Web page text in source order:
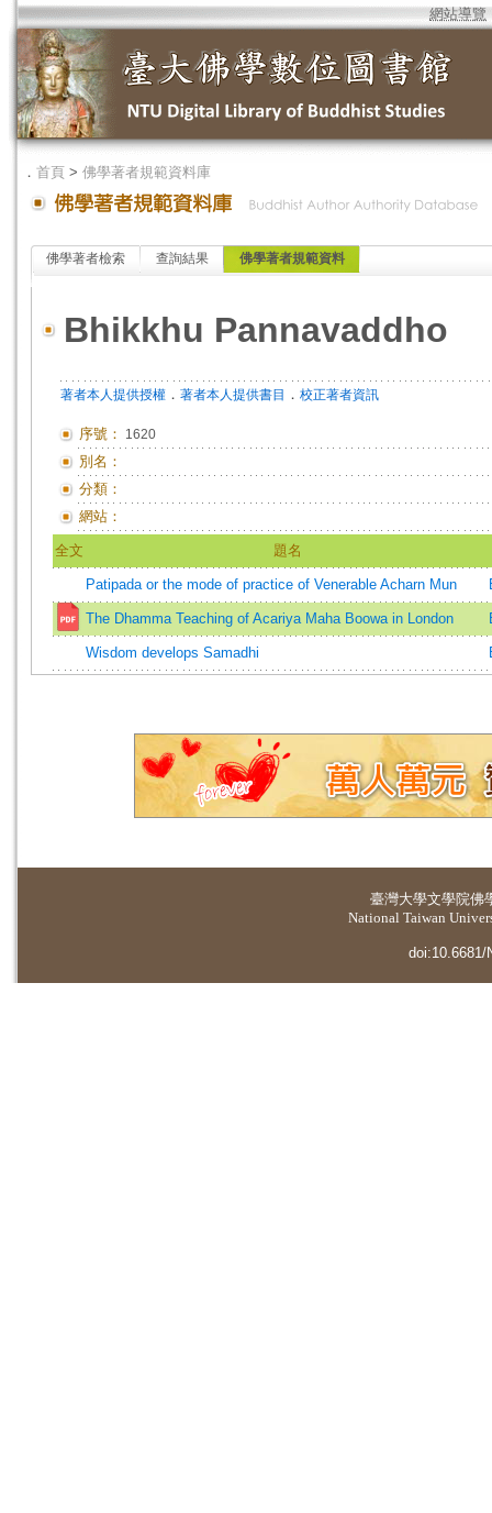
網站導覽
． 首頁 > 佛學著者規範資料庫
佛學著者檢索 查詢結果 佛學著者規範資料
Bhikkhu Pannavaddho
著者本人提供授權 ． 著者本人提供書目 ． 校正著者資訊
序號： 1620
別名：
分類：
網站：
全文 題名
Patipada or the mode of practice of Venerable Acharn Mun
The Dhamma Teaching of Acariya Maha Boowa in London
Wisdom develops Samadhi
臺灣大學文學院佛
National Taiwan
doi:10.6681/